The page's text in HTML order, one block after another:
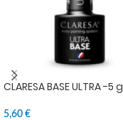
CLARESA BASE ULTRA -5 g
5,60 €